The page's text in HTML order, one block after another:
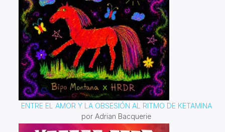
ENTRE EL AMOR Y LA OBSESIÓN AL RITMO DE KETAMINA
por Adrian Bacquerie